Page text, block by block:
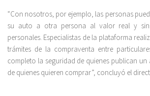
“Con nosotros, por ejemplo, las personas
su auto a otra persona al valor real y sin
personales. Especialistas de la plataforma
trámites de la compraventa entre
completo la seguridad de quienes publican
de quienes quieren comprar”, concluyó el